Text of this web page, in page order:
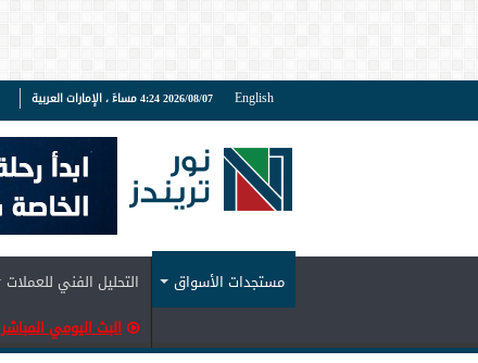
English 2026/08/07 4:24 مساءً ، الإمارات العربية
مستجدات الأسواق التحليل الفني للعملات
البث اليومي المباشر